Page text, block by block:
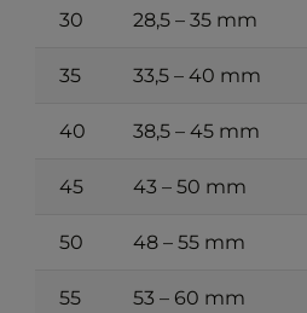
30 28,5 – 35 mm
35 33,5 – 40 mm
40 38,5 – 45 mm
45 43 – 50 mm
50 48 – 55 mm
55 53 – 60 mm